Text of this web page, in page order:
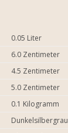
0.05 Liter
6.0 Zentimeter
4.5 Zentimeter
5.0 Zentimeter
0.1 Kilogramm
Dunkelsilbergrau